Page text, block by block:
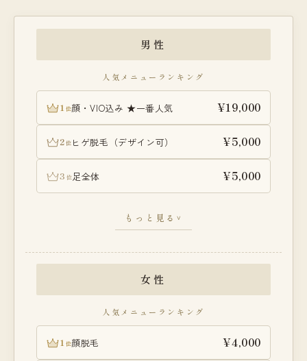
男性
人気メニューランキング
1 位顔・VIO込み ★一番人気 ¥19,000
2位 ヒゲ脱毛（デザイン可） ¥5,000
3 位足全体 ¥5,000
VIOセット ¥7,000
ヒゲ・VIO除く ¥11,000
ヒゲあり・VIOなし ¥15,000
もっと見る ∨
女性
人気メニューランキング
1 位顔脱毛 ¥4,000